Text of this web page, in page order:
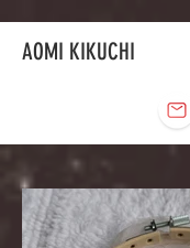
AOMI KIKUCHI